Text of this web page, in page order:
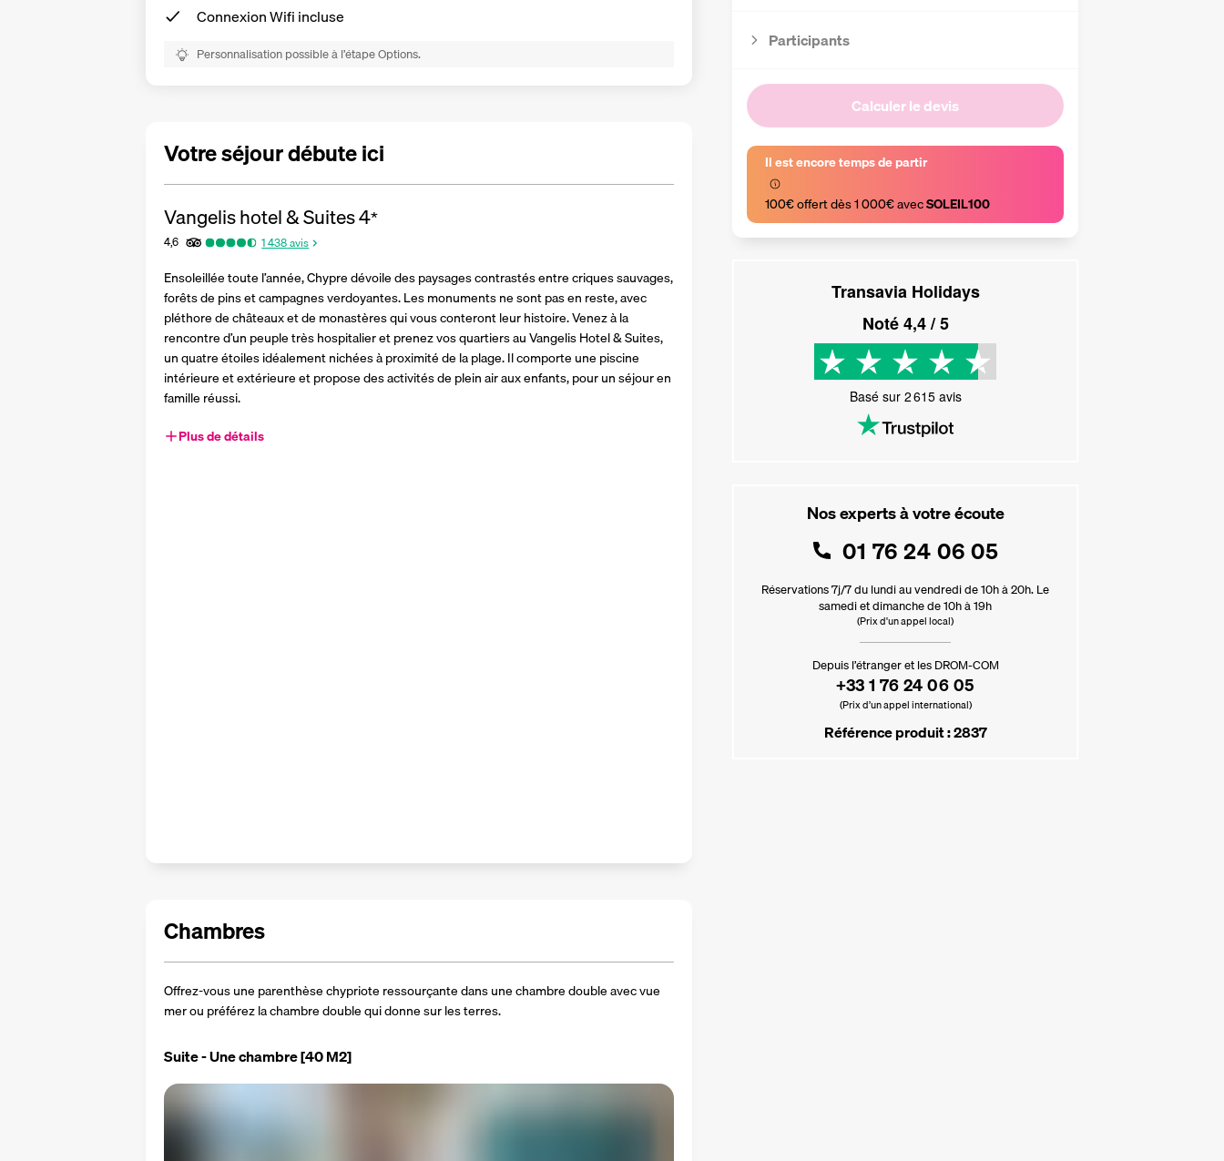
Participants
Calculer le devis
Il est encore temps de partir
100€ offert dès 1 000€ avec SOLEIL100
Transavia Holidays
Noté4,4/ 5
Basé sur 2 615avis
Nos experts à votre écoute
01 76 24 06 05
Réservations 7j/7 du lundi au vendredi de 10h à 20h. Le
samedi et dimanche de 10h à 19h
(Prix d'un appel local)
Depuis l’étranger et les DROM-COM
+33 1 76 24 06 05
(Prix d’un appel international)
Référence produit : 2837
Connexion Wifi incluse
Personnalisation possible à l’étape Options.
Votre séjour débute ici
Vangelis hotel & Suites4*
4,6 1 438avis
Ensoleillée toute l’année, Chypre dévoile des paysages contrastés entre criques sauvages,
forêts de pins et campagnes verdoyantes. Les monuments ne sont pas en reste, avec
pléthore de châteaux et de monastères qui vous conteront leur histoire. Venez à la
rencontre d’un peuple très hospitalier et prenez vos quartiers au Vangelis Hotel & Suites,
un quatre étoiles idéalement nichées à proximité de la plage. Il comporte une piscine
intérieure et extérieure et propose des activités de plein air aux enfants, pour un séjour en
famille réussi.
Plus de détails
Chambres
Offrez-vous une parenthèse chypriote ressourçante dans une chambre double avec vue
mer ou préférez la chambre double qui donne sur les terres.
Suite - Une chambre[40 M2]